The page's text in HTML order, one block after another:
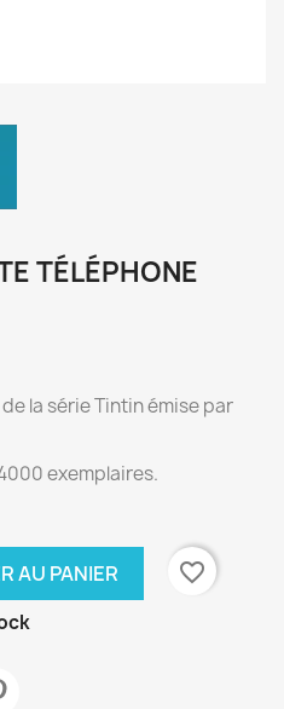
TÉLÉPHONE
la série Tintin émise par
exemplaires.
AU PANIER
favorite_border